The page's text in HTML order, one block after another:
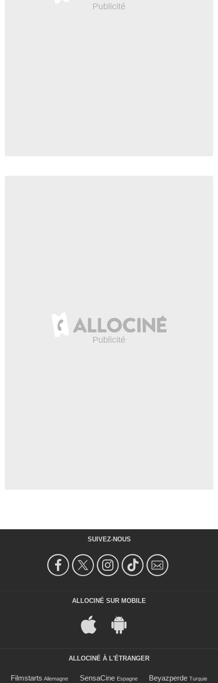
SUIVEZ-NOUS
ALLOCINÉ SUR MOBILE
ALLOCINÉ À L'ÉTRANGER
Filmstarts Allemagne SensaCine Espagne Beyazperde Turquie